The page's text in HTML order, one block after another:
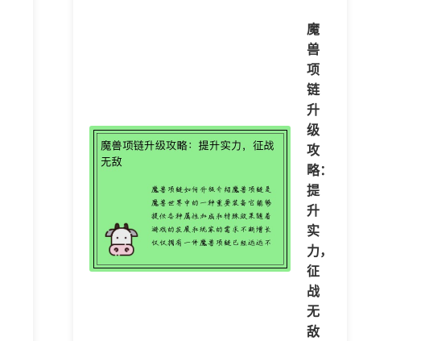
魔
兽
项
链
升
级
攻
略：
提
升
实
力，
征
战
无
敌